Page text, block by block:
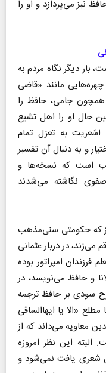
نیز می‌پردازد و او را
بار دیگر نگاه مردم به
مانند «قاضی
جامی، حافظ را
حال او را اهل تشیع
به تعزل تمام
و به دنبال آن تفسیر
است که نسخه‌ها و
نگاشته می‌شدند
که حکومتی سنی‌مذهب
در دربار عثمانی
امپراتور بوده
و حافظ می‌نویسد، در
سودی بر حافظ ترجمه
«الا یا ایهاالساقی
معاویه می‌داند که از
این نظر امروزه
شعری یافت نمی‌شود و